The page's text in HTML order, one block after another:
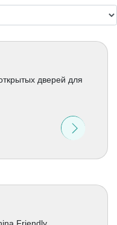
дверей для